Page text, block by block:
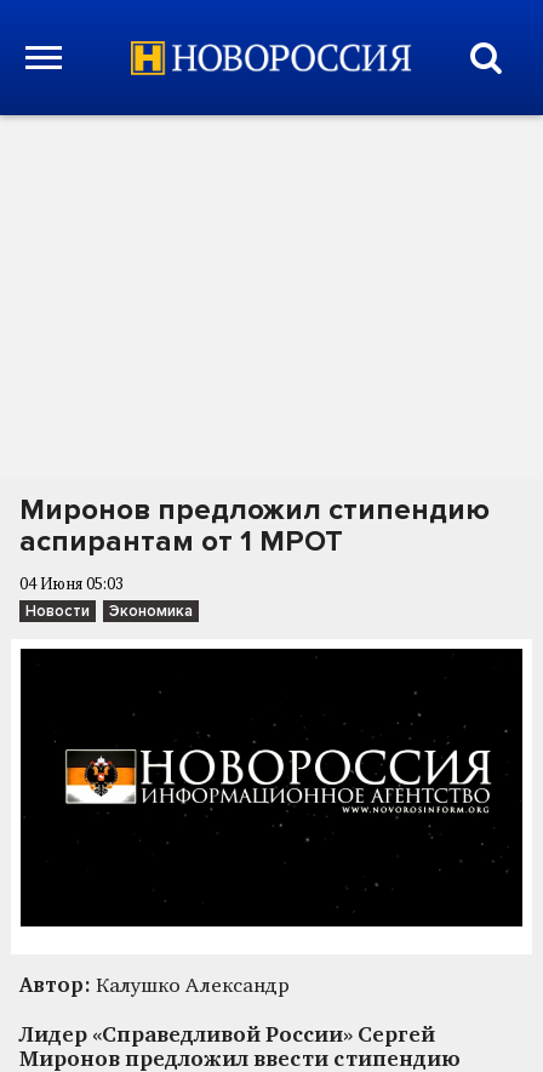
Миронов предложил стипендию
аспирантам от 1 МРОТ
04 Июня 05:03
Новости Экономика
Автор: Калушко Александр
Лидер «Справедливой России» Сергей
Миронов предложил ввести стипендию